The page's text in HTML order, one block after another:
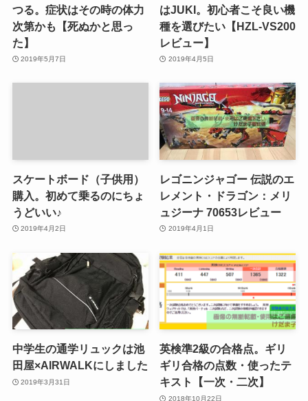
つる。症状はその時の体力
次第かも【死ぬかと思っ
た】
2019年5月7日
はJUKI。初心者こそ良い機
種を選びたい【HZL-VS200
レビュー】
2019年4月5日
スケートボード（子供用）
購入。初めて乗るのにちょ
うどいい♪
2019年4月2日
レゴニンジャゴー 伝説のエ
レメント・ドラゴン：メリ
ュジーナ 70653レビュー
2019年4月1日
中学生の通学リュックは池
田屋×AIRWALKにしました
2019年3月31日
英検準2級の合格点。ギリ
ギリ合格の点数・使ったテ
キスト【一次・二次】
2018年10月22日